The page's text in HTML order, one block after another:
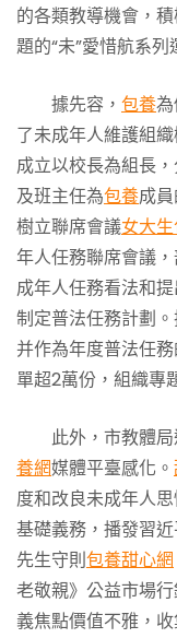
的各類教導機會，
題的“未”愛惜航系
據先容， 包養
了未成年人維護組
成立以校長為組長
及班主任為包養成
樹立聯席會議女大
年人任務聯席會議
成年人任務看法和
制定普法任務計劃
并作為年度普法任
單超2萬份，組織專
此外，市教體
養網媒體平臺感化。
度和改良未成年人
基礎義務，播發習
先生守則包養甜心網
老敬親》公益市場
義焦點價值不雅，